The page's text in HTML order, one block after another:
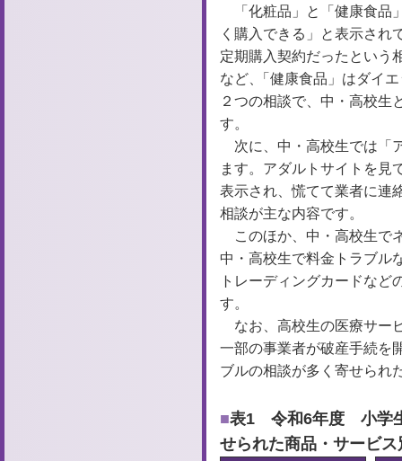
「化粧品」と「健康食
く購入できる」と表示され
定期購入契約だったという
など、 「 健康食品」はダイ
２つの相談で、中・高校生
す。
次に、中・高校生では「
ます。アダルトサイトを見
表示され、慌てて業者に連
相談が主な内容です。
このほか、中・高校生で
中・高校生で料金トラブル
トレーディングカードなど
す。
なお、高校生の医療サー
一部の事業者が破産手続を
ブルの相談が多く寄せられ
表1 令和6年度 小学
せられた商品・サービス